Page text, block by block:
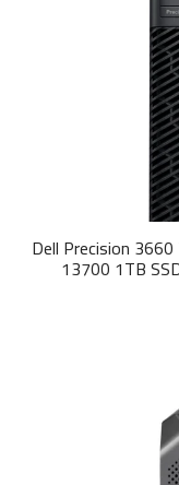
Dell Precision
13700 1TB